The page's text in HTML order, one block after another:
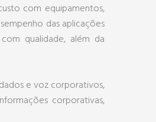
com equipamentos,
das aplicações
qualidade, além da
e voz corporativos,
corporativas,